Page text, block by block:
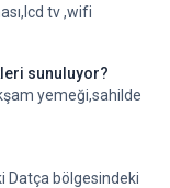
tv ,wifi
sunuluyor?
yemeği,sahilde
Datça bölgesindeki